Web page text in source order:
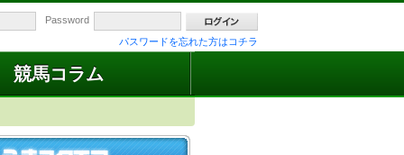
Password
パスワードを忘れた方はコチラ
競馬コラム